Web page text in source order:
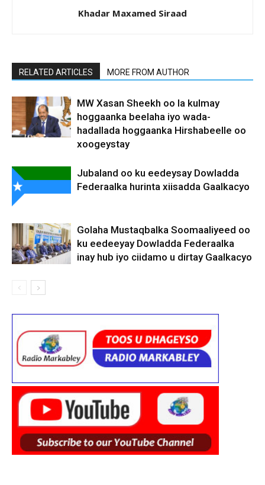
Khadar Maxamed Siraad
RELATED ARTICLES MORE FROM AUTHOR
MW Xasan Sheekh oo la kulmay
hoggaanka beelaha iyo wada-
hadallada hoggaanka Hirshabeelle oo
xoogeystay
Jubaland oo ku eedeysay Dowladda
Federaalka hurinta xiisadda Gaalkacyo
Golaha Mustaqbalka Soomaaliyeed oo
ku eedeeyay Dowladda Federaalka
inay hub iyo ciidamo u dirtay Gaalkacyo